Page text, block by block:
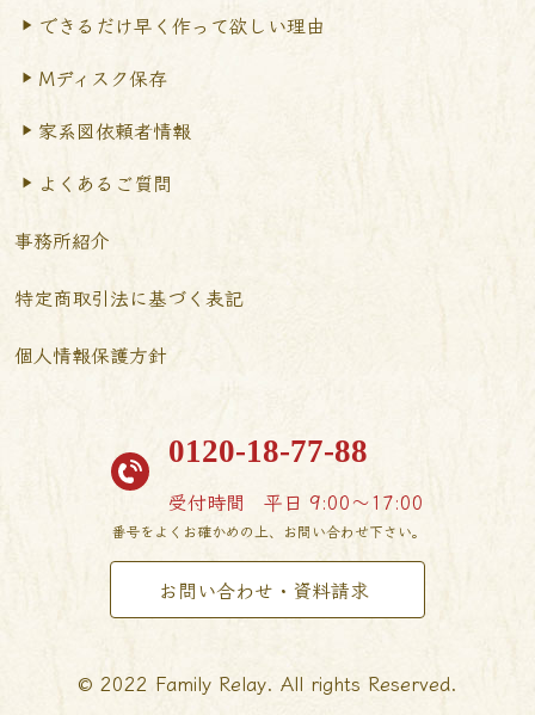
できるだけ早く作って欲しい理由
Mディスク保存
家系図依頼者情報
よくあるご質問
事務所紹介
特定商取引法に基づく表記
個人情報保護方針
0120-18-77-88
受付時間 平日 9:00〜17:00
番号をよくお確かめの上、お問い合わせ下さい。
お問い合わせ・資料請求
© 2022 Family Relay. All rights Reserved.